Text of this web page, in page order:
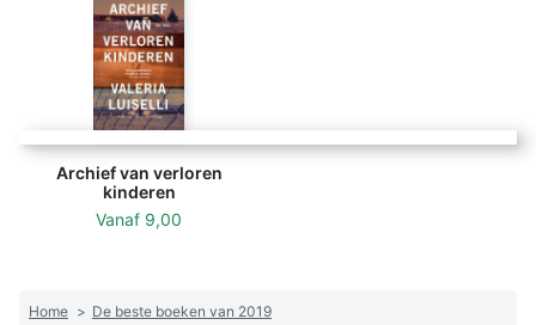
Archief van verloren
kinderen
Vanaf 9,00
Home > De beste boeken van 2019